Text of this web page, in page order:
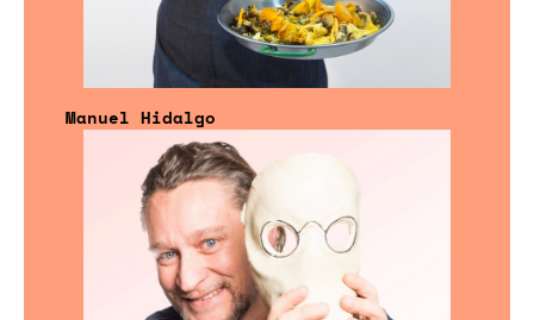
Manuel Hidalgo